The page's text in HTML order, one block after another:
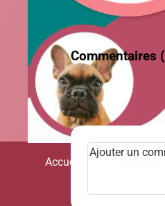
Commentaires (